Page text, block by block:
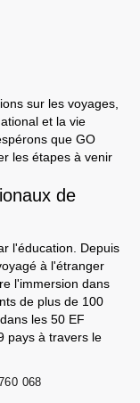
sur les voyages,
et la vie
que GO
les étapes à venir
de
l'éducation. Depuis
à l'étranger
l'immersion dans
de plus de 100
les 50 EF
pays à travers le
068